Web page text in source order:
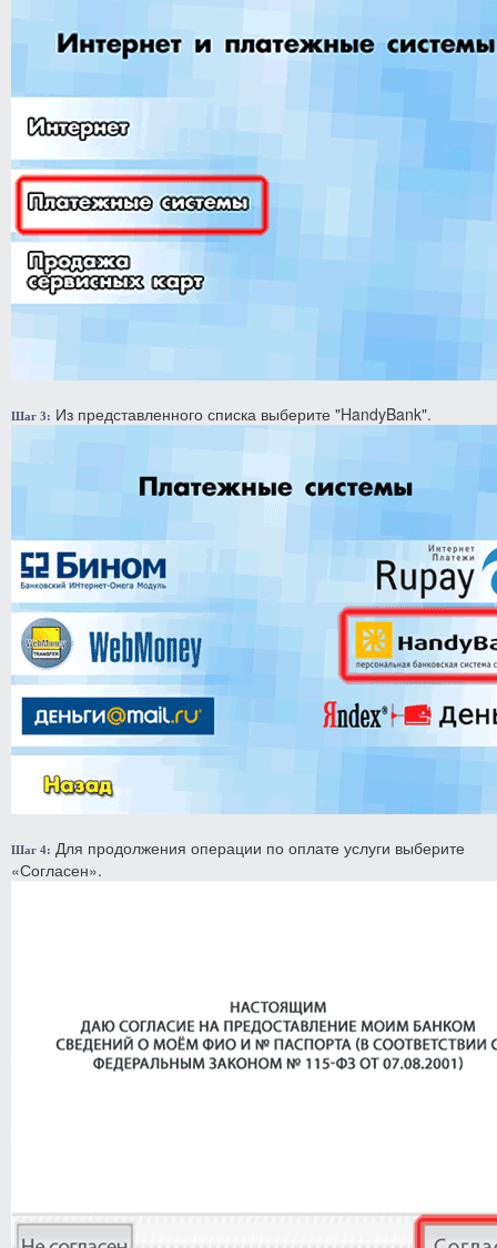
Шаг 3: Из представленного списка выберите "HandyBank".
Шаг 4: Для продолжения операции по оплате услуги выберите
«Согласен».